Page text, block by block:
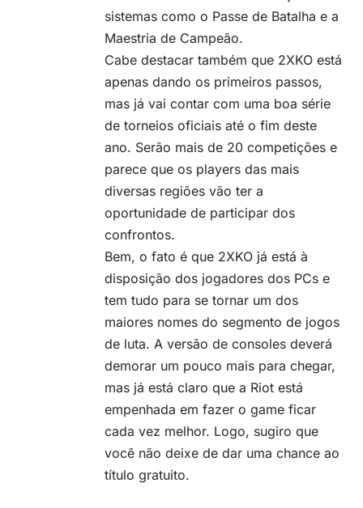
sistemas como o Passe de Batalha e a
Maestria de Campeão.
Cabe destacar também que 2XKO está
apenas dando os primeiros passos,
mas já vai contar com uma boa série
de torneios oficiais até o fim deste
ano. Serão mais de 20 competições e
parece que os players das mais
diversas regiões vão ter a
oportunidade de participar dos
confrontos.
Bem, o fato é que 2XKO já está à
disposição dos jogadores dos PCs e
tem tudo para se tornar um dos
maiores nomes do segmento de jogos
de luta. A versão de consoles deverá
demorar um pouco mais para chegar,
mas já está claro que a Riot está
empenhada em fazer o game ficar
cada vez melhor. Logo, sugiro que
você não deixe de dar uma chance ao
título gratuito.